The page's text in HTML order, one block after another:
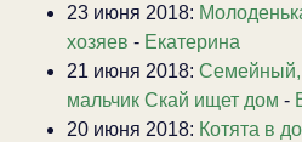
23 июня 2018:
хозяев - Екатерина
21 июня 2018: Семейный,
мальчик Скай ищет дом -
20 июня 2018: Котята в